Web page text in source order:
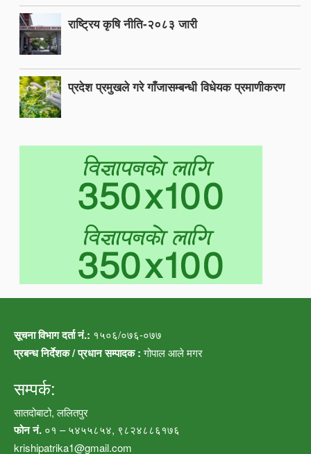
राष्ट्रिय कृषि नीति-२०८३ जारी
प्रदेश प्रमुखले गरे गाँजासम्बन्धी विधेयक प्रमाणीकरण
सूचना विभाग दर्ता नं.: १५०६/०७६-०७७
प्रबन्ध निर्देशक / प्रधान सम्पादक :गोपाल आले मगर
सम्पर्क:
सातदोबाटो, ललितपुर
फोन नं. ०१ – ५४५५८५४, ९८२४८८६१७६
krishipatrika1@gmail.com